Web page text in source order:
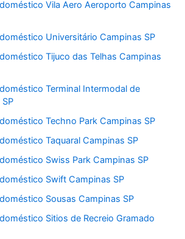
Vila Aero Aeroporto Campinas
Universitário Campinas SP
Tijuco das Telhas Campinas
Terminal Intermodal de
Techno Park Campinas SP
Taquaral Campinas SP
Swiss Park Campinas SP
Swift Campinas SP
Sousas Campinas SP
Sitios de Recreio Gramado